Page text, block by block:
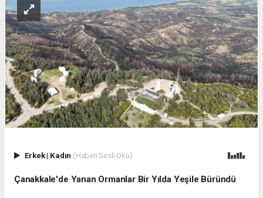
Erkek| Kadın (Haberi Sesli Oku)
Çanakkale'de Yanan Ormanlar Bir Yılda Yeşile Büründü